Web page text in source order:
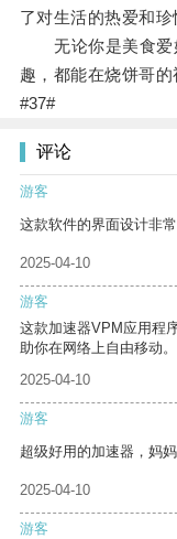
了对生活的热爱和珍
无论你是美食爱
趣，都能在烧饼哥的
#37#
评论
游客
这款软件的界面设计非
2025-04-10
游客
这款加速器VPM应用程
助你在网络上自由移动。
2025-04-10
游客
超级好用的加速器，妈
2025-04-10
游客